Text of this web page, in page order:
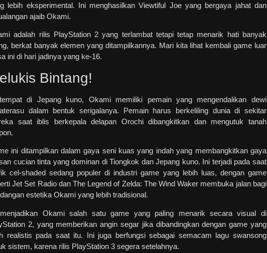
lebih eksperimental. Ini menghasilkan Viewtiful Joe yang bergaya jahat dan
ajaib Okami.
adalah rilis PlayStation 2 yang terlambat tetapi tetap menarik hati banyak
berkat banyak elemen yang ditampilkannya. Mari kita lihat kembali game luar
ini di hari jadinya yang ke-16.
Bintang!
di Jepang kuno, Okami memiliki pemain yang mengendalikan dewi
dalam bentuk serigalanya. Pemain harus berkeliling dunia di sekitar
saat iblis berkepala delapan Orochi dibangkitkan dan mengutuk tanah
ini ditampilkan dalam gaya seni kuas yang indah yang membangkitkan gaya
cucian tinta yang dominan di Tiongkok dan Jepang kuno. Ini terjadi pada saat
cel-shaded sedang populer di industri game yang lebih luas, dengan game
Jet Set Radio dan The Legend of Zelda: The Wind Waker membuka jalan bagi
estetika Okami yang lebih tradisional.
Okami salah satu game yang paling menarik secara visual di
2, yang memberikan angin segar jika dibandingkan dengan game yang
realistis pada saat itu. Ini juga berfungsi sebagai semacam lagu swansong
sistem, karena rilis PlayStation 3 segera setelahnya.